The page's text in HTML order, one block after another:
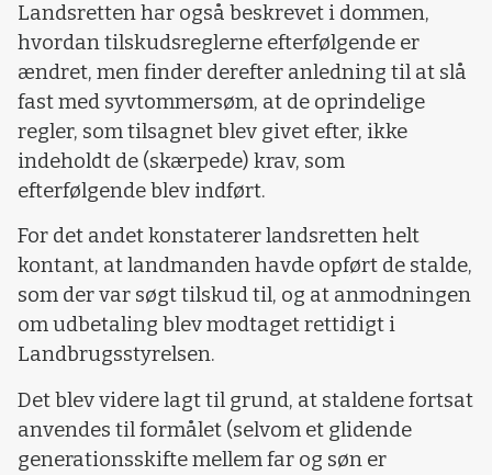
Landsretten har også beskrevet i dommen,
hvordan tilskudsreglerne efterfølgende er
ændret, men finder derefter anledning til at slå
fast med syvtommersøm, at de oprindelige
regler, som tilsagnet blev givet efter, ikke
indeholdt de (skærpede) krav, som
efterfølgende blev indført.
For det andet konstaterer landsretten helt
kontant, at landmanden havde opført de stalde,
som der var søgt tilskud til, og at anmodningen
om udbetaling blev modtaget rettidigt i
Landbrugsstyrelsen.
Det blev videre lagt til grund, at staldene fortsat
anvendes til formålet (selvom et glidende
generationsskifte mellem far og søn er